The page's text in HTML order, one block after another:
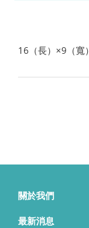
16（長）×9（寬）
關於我們
最新消息